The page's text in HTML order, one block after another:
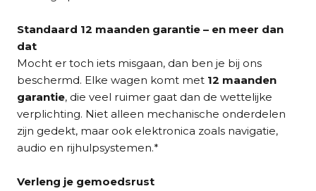
Standaard 12 maanden garantie – en meer dan
dat
Mocht er toch iets misgaan, dan ben je bij ons
beschermd. Elke wagen komt met 12 maanden
garantie, die veel ruimer gaat dan de wettelijke
verplichting. Niet alleen mechanische onderdelen
zijn gedekt, maar ook elektronica zoals navigatie,
audio en rijhulpsystemen.*
Verleng je gemoedsrust